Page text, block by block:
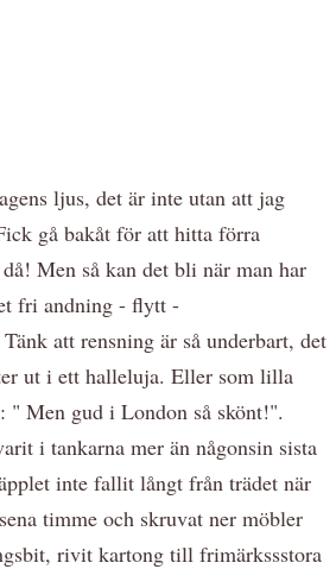
ljus, det är inte utan att jag
gå bakåt för att hitta förra
Men så kan det bli när man har
fri andning - flytt -
att rensning är så underbart, det
ut i ett halleluja. Eller som lilla
" Men gud i London så skönt!".
i tankarna mer än någonsin sista
inte fallit långt från trädet när
timme och skruvat ner möbler
rivit kartong till frimärkssstora